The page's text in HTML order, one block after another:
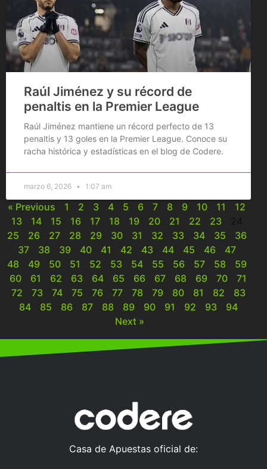
Raúl Jiménez y su récord de
penaltis en la Premier League
Raúl Jiménez mantiene un récord perfecto de 13
penaltis y 13 goles en la Premier League. Conoce su
racha histórica y estadísticas en el blog de Codere.
marzo 6, 2026 1:07 am
« Previous 1 2 3 4 5 6 7 8 9 10 11
12
13
14 15 16 17 18 19 20 21 22 23
25
26 27 28 29 30 31 32 33 34 35
36
37
38 39 40 41 42 43 44 45 46
47
48
49 50 51 52 53 54 55 56 57 58
59
60
61 62 63 64 65 66 67 68 69 70
71
72
73 74 75 76 77 78 79 80 81 82
83
84
85 86 87 88 89 90 91 92 93
94
Next »
Casa de Apuestas oficial de: